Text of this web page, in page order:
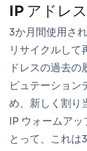
IP アドレス
3か月間使用さ
リサイクルして
ドレスの過去
ピュテーション
め、新しく割り
IP ウォームア
とって、これは